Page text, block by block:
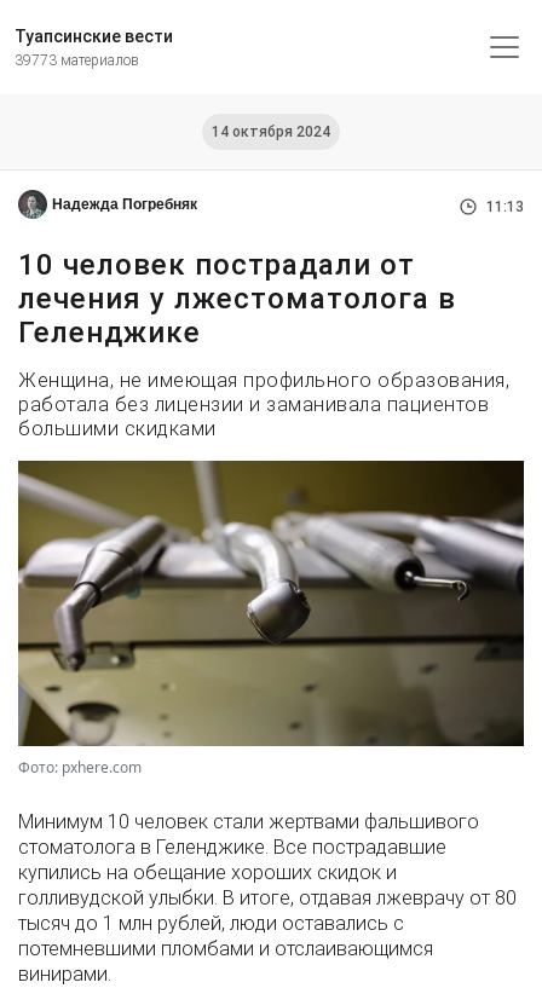
Туапсинские вести
39773 материалов
14 октября 2024
Надежда Погребняк 11:13
10 человек пострадали от
лечения у лжестоматолога в
Геленджике
Женщина, не имеющая профильного образования,
работала без лицензии и заманивала пациентов
большими скидками
Фото: pxhere.com
Минимум 10 человек стали жертвами фальшивого
стоматолога в Геленджике. Все пострадавшие
купились на обещание хороших скидок и
голливудской улыбки. В итоге, отдавая лжеврачу от 80
тысяч до 1 млн рублей, люди оставались с
потемневшими пломбами и отслаивающимся
винирами.